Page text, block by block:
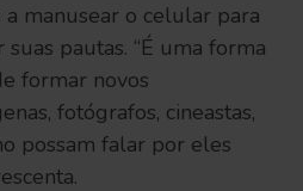
manusear o celular para
pautas. “É uma forma
formar novos
fotógrafos, cineastas,
possam falar por eles